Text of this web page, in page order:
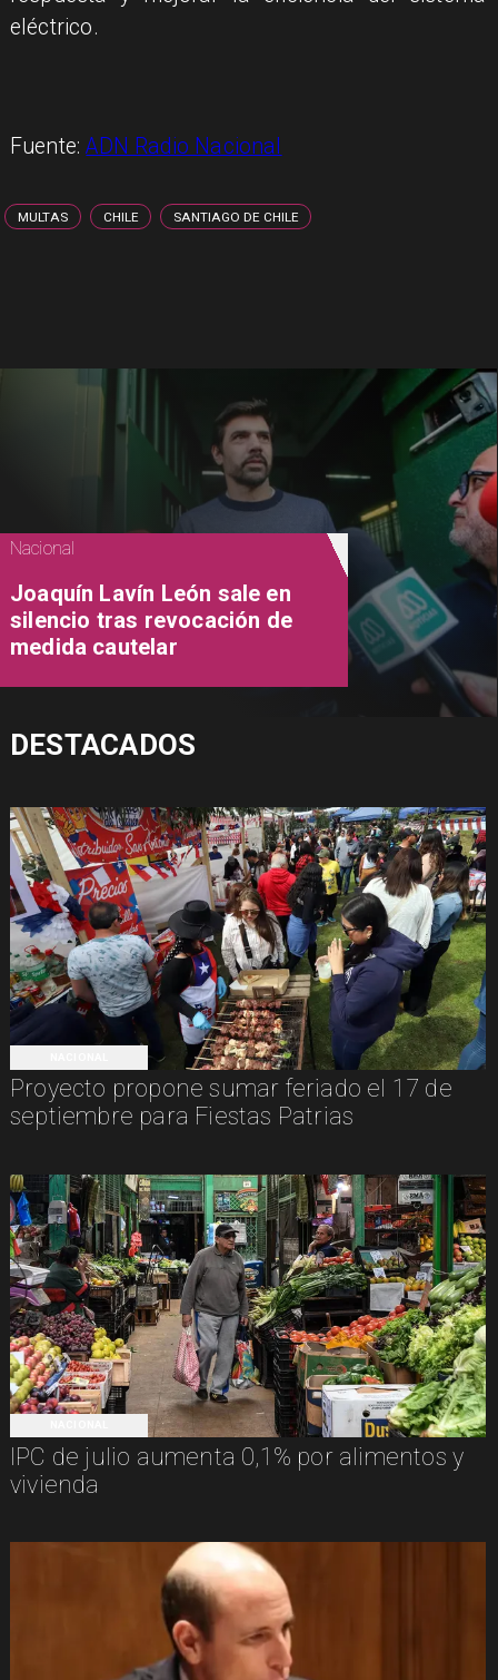
eléctrico.
Fuente:ADN Radio Nacional
MULTAS CHILE SANTIAGO DE CHILE
Proyecto propone sumar feriado el 17 de
septiembre para Fiestas Patrias
IPC de julio aumenta 0,1% por alimentos y
vivienda
Nacional
Joaquín Lavín León sale en
silencio tras revocación de
medida cautelar
DESTACADOS